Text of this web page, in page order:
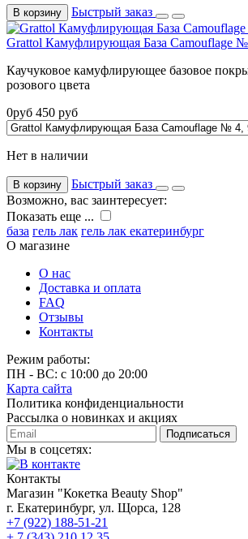
В корзину Быстрый заказ
Grattol Камуфлирующая База Camouflage
Каучуковое камуфлирующее базовое
розового цвета
0руб 450 руб
Нет в наличии
В корзину
Быстрый заказ
Возможно, вас заинтересует:
Показать еще ...
база гель лак гель лак екатеринбург
О магазине
О нас
Доставка и оплата
FAQ
Отзывы
Контакты
Режим работы:
ПН - ВС: с 10:00 до 20:00
Карта сайта
Политика конфиденциальности
Рассылка о новинках и акциях
Подписаться
Мы в соцсетях:
Контакты
Магазин "Кокетка Beauty Shop"
г. Екатеринбург, ул. Щорса, 128
+7 (922) 188-51-21